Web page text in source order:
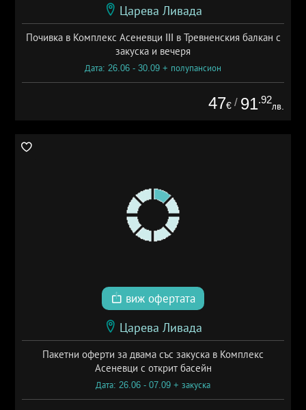
Царева Ливада
Почивка в Комплекс Асеневци III в Тревненския балкан с
закуска и вечеря
Дата: 26.06 - 30.09 + полупансион
47€ / 91.92
лв.
виж офертата
Царева Ливада
Пакетни оферти за двама със закуска в Комплекс
Асеневци с открит басейн
Дата: 26.06 - 07.09 + закуска